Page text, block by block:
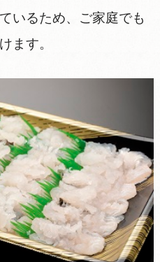
いるため、ご家庭でも
ます。